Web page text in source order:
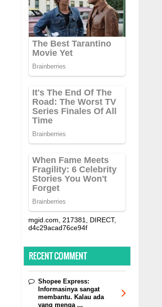
mgid.com, 217381, DIRECT,
d4c29acad76ce94f
RECENT COMMENT
Shopee Express:
Informasinya sangat
membantu. Kalau ada
yang menga ...